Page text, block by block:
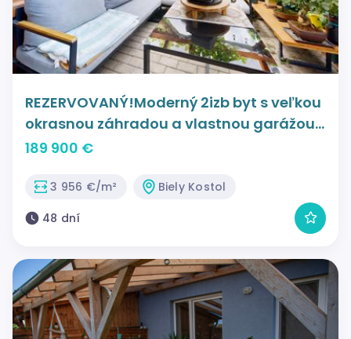
REZERVOVANÝ!Moderný 2izb byt s veľkou
okrasnou záhradou a vlastnou garážou
v Bielom Kostole
189 900 €
3 956 €/m²
Biely Kostol
48 dní